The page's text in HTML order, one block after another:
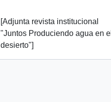
[Adjunta revista institucional
"Juntos Produciendo agua en el
desierto"]